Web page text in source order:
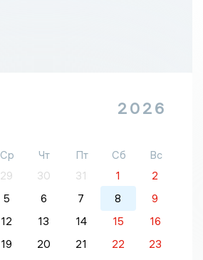
2026
Ср Чт Пт Сб
Вс
29 30 31 1
2
5 6 7 8
9
12 13 14 15
16
19 20 21 22
23